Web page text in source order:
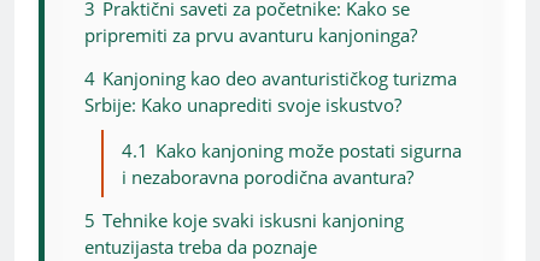
3 Praktični saveti za početnike: Kako se
pripremiti za prvu avanturu kanjoninga?
4 Kanjoning kao deo avanturističkog turizma
Srbije: Kako unaprediti svoje iskustvo?
4.1 Kako kanjoning može postati sigurna
i nezaboravna porodična avantura?
5 Tehnike koje svaki iskusni kanjoning
entuzijasta treba da poznaje